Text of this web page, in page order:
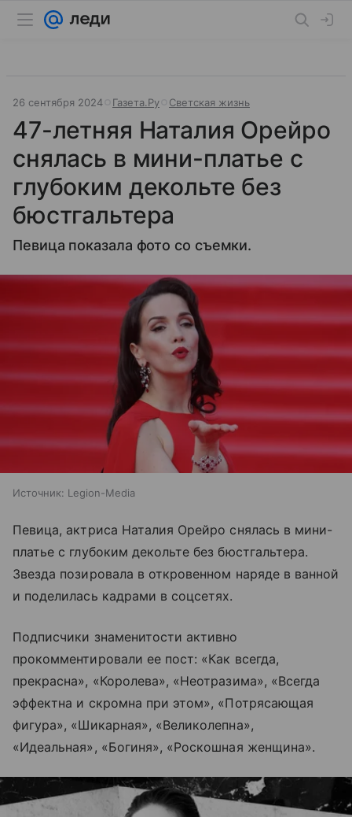
26 сентября 2024 Газета.Ру Светская жизнь
47-летняя Наталия Орейро
снялась в мини-платье с
глубоким декольте без
бюстгальтера
Певица показала фото со съемки.
Источник: Legion-Media
Певица, актриса Наталия Орейро снялась в мини-
платье с глубоким декольте без бюстгальтера.
Звезда позировала в откровенном наряде в ванной
и поделилась кадрами в соцсетях.
Подписчики знаменитости активно
прокомментировали ее пост: «Как всегда,
прекрасна», «Королева», «Неотразима», «Всегда
эффектна и скромна при этом», «Потрясающая
фигура», «Шикарная», «Великолепна»,
«Идеальная», «Богиня», «Роскошная женщина».